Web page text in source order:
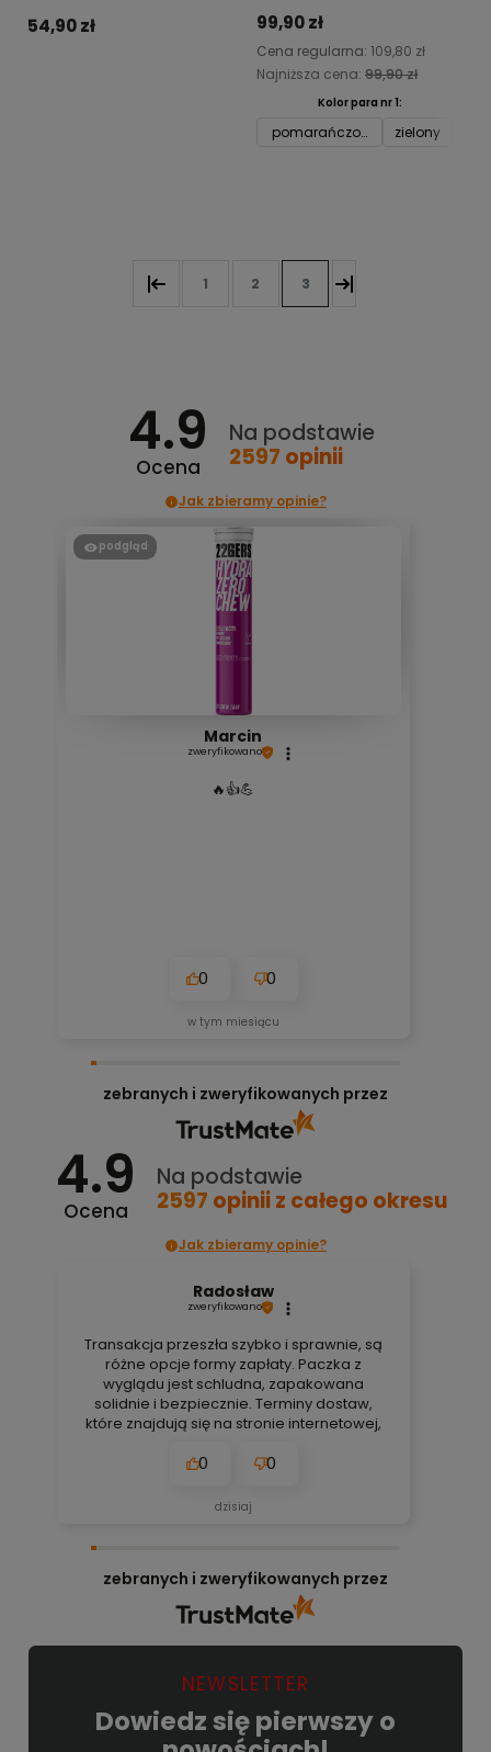
54,90 zł 99,90 zł
Cena regularna: 109,80 zł
Najniższa cena: 99,90 zł
Kolor para nr 1:
pomarańczowy zielony
1 2 3
4.9
Ocena
Na podstawie
2597 opinii
Jak zbieramy opinie?
podgląd
Marcin
zweryfikowano
🔥👍️💪
0 0
w tym miesiącu
zebranych i zweryfikowanych przez
4.9
Ocena
Na podstawie
2597 opiniiz całego okresu
Jak zbieramy opinie?
Radosław
zweryfikowano
Transakcja przeszła szybko i sprawnie, są
różne opcje formy zapłaty. Paczka z
wyglądu jest schludna, zapakowana
solidnie i bezpiecznie. Terminy dostaw,
które znajdują się na stronie internetowej,
nie zawiodłem, wyjątkowo rzetelna firma.
0 0
dzisiaj
zebranych i zweryfikowanych przez
NEWSLETTER
Dowiedz się pierwszy o